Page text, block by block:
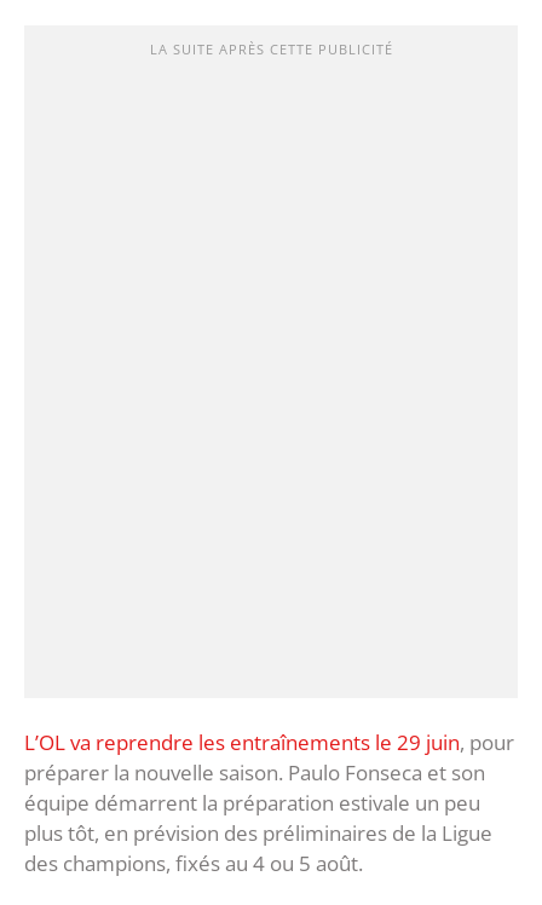
LA SUITE APRÈS CETTE PUBLICITÉ
L’OL va reprendre les entraînements le 29 juin, pour
préparer la nouvelle saison. Paulo Fonseca et son
équipe démarrent la préparation estivale un peu
plus tôt, en prévision des préliminaires de la Ligue
des champions, fixés au 4 ou 5 août.